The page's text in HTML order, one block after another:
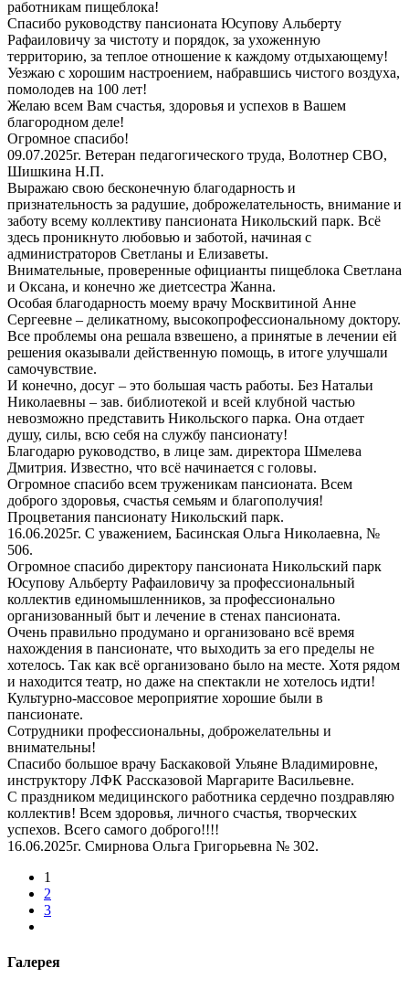
работникам пищеблока!
Спасибо руководству пансионата Юсупову Альберту
Рафаиловичу за чистоту и порядок, за ухоженную
территорию, за теплое отношение к каждому отдыхающему!
Уезжаю с хорошим настроением, набравшись чистого воздуха,
помолодев на 100 лет!
Желаю всем Вам счастья, здоровья и успехов в Вашем
благородном деле!
Огромное спасибо!
09.07.2025г. Ветеран педагогического труда, Волотнер СВО,
Шишкина Н.П.
Выражаю свою бесконечную благодарность и
признательность за радушие, доброжелательность, внимание и
заботу всему коллективу пансионата Никольский парк. Всё
здесь проникнуто любовью и заботой, начиная с
администраторов Светланы и Елизаветы.
Внимательные, проверенные официанты пищеблока Светлана
и Оксана, и конечно же диетсестра Жанна.
Особая благодарность моему врачу Москвитиной Анне
Сергеевне – деликатному, высокопрофессиональному доктору.
Все проблемы она решала взвешено, а принятые в лечении ей
решения оказывали действенную помощь, в итоге улучшали
самочувствие.
И конечно, досуг – это большая часть работы. Без Натальи
Николаевны – зав. библиотекой и всей клубной частью
невозможно представить Никольского парка. Она отдает
душу, силы, всю себя на службу пансионату!
Благодарю руководство, в лице зам. директора Шмелева
Дмитрия. Известно, что всё начинается с головы.
Огромное спасибо всем труженикам пансионата. Всем
доброго здоровья, счастья семьям и благополучия!
Процветания пансионату Никольский парк.
16.06.2025г. С уважением, Басинская Ольга Николаевна, №
506.
Огромное спасибо директору пансионата Никольский парк
Юсупову Альберту Рафаиловичу за профессиональный
коллектив единомышленников, за профессионально
организованный быт и лечение в стенах пансионата.
Очень правильно продумано и организовано всё время
нахождения в пансионате, что выходить за его пределы не
хотелось. Так как всё организовано было на месте. Хотя рядом
и находится театр, но даже на спектакли не хотелось идти!
Культурно-массовое мероприятие хорошие были в
пансионате.
Сотрудники профессиональны, доброжелательны и
внимательны!
Спасибо большое врачу Баскаковой Ульяне Владимировне,
инструктору ЛФК Рассказовой Маргарите Васильевне.
С праздником медицинского работника сердечно поздравляю
коллектив! Всем здоровья, личного счастья, творческих
успехов. Всего самого доброго!!!!
16.06.2025г. Смирнова Ольга Григорьевна № 302.
1
2
3
Галерея